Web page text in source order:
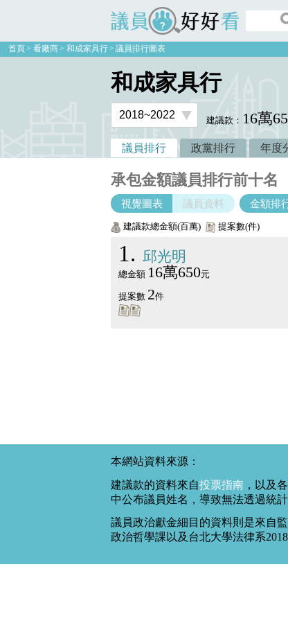
議員好好看
首頁 看廠商 和成家具行 議員排行圖表
和成家具行
建議款： 16萬
議員排行 政黨排行 年度
承包金額議員排行前十名
視覺圖表 議員資料 金額排
建議款總金額(百萬) 提案數(件)
1 邱光明
總金額 16萬650元
提案數 2件
本網站資料來源：
建議款的資料來自投票指南 ，以及
中公布議員姓名，導致無法透過統
議員政治獻金細目的資料則是來自
政治哲學課以及台北大學法律系